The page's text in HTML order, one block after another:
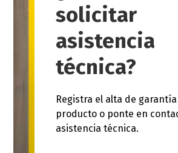
solicitar
asistencia
técnica?
Registra el alta de
producto o ponte en
asistencia técnica.